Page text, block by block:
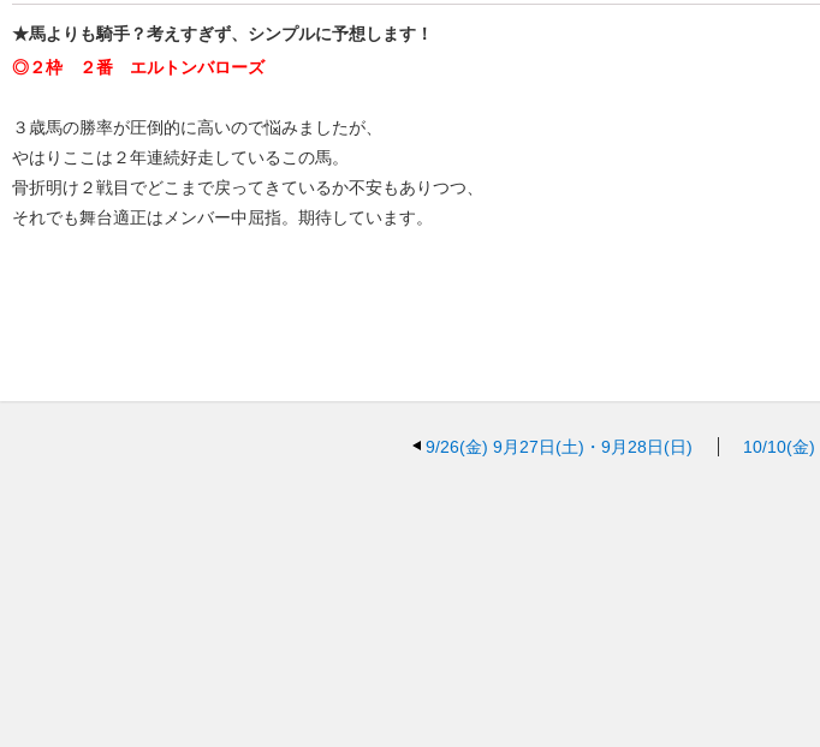
★馬よりも騎手？考えすぎず、シンプルに予想します！
◎２枠 ２番 エルトンバローズ
３歳馬の勝率が圧倒的に高いので悩みましたが、
やはりここは２年連続好走しているこの馬。
骨折明け２戦目でどこまで戻ってきているか不安もありつつ、
それでも舞台適正はメンバー中屈指。期待しています。
9/26(金) 9月27日(土)・9月28日(日) 10/10(金)